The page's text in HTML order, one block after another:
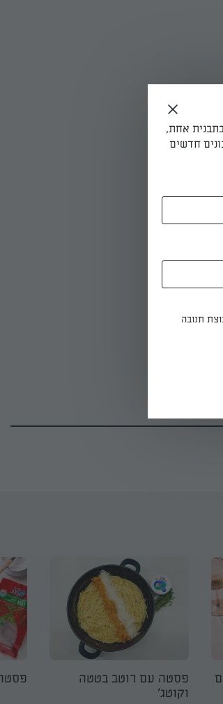
פסטה עם רוטב בטטה
וקוטג'
אחת,
חדשים
תנובה